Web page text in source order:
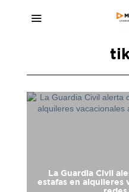
La Guardia Civil
estafas en alquileres